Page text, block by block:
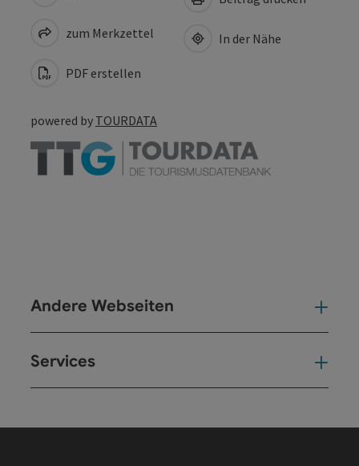
zum Merkzettel
PDF erstellen
In der Nähe
powered by TOURDATA
Andere Webseiten
Services